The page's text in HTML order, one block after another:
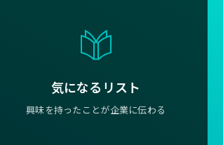
気になるリスト
興味を持ったことが企業に伝わる